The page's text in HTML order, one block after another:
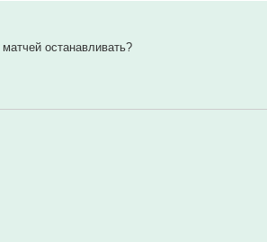
останавливать?